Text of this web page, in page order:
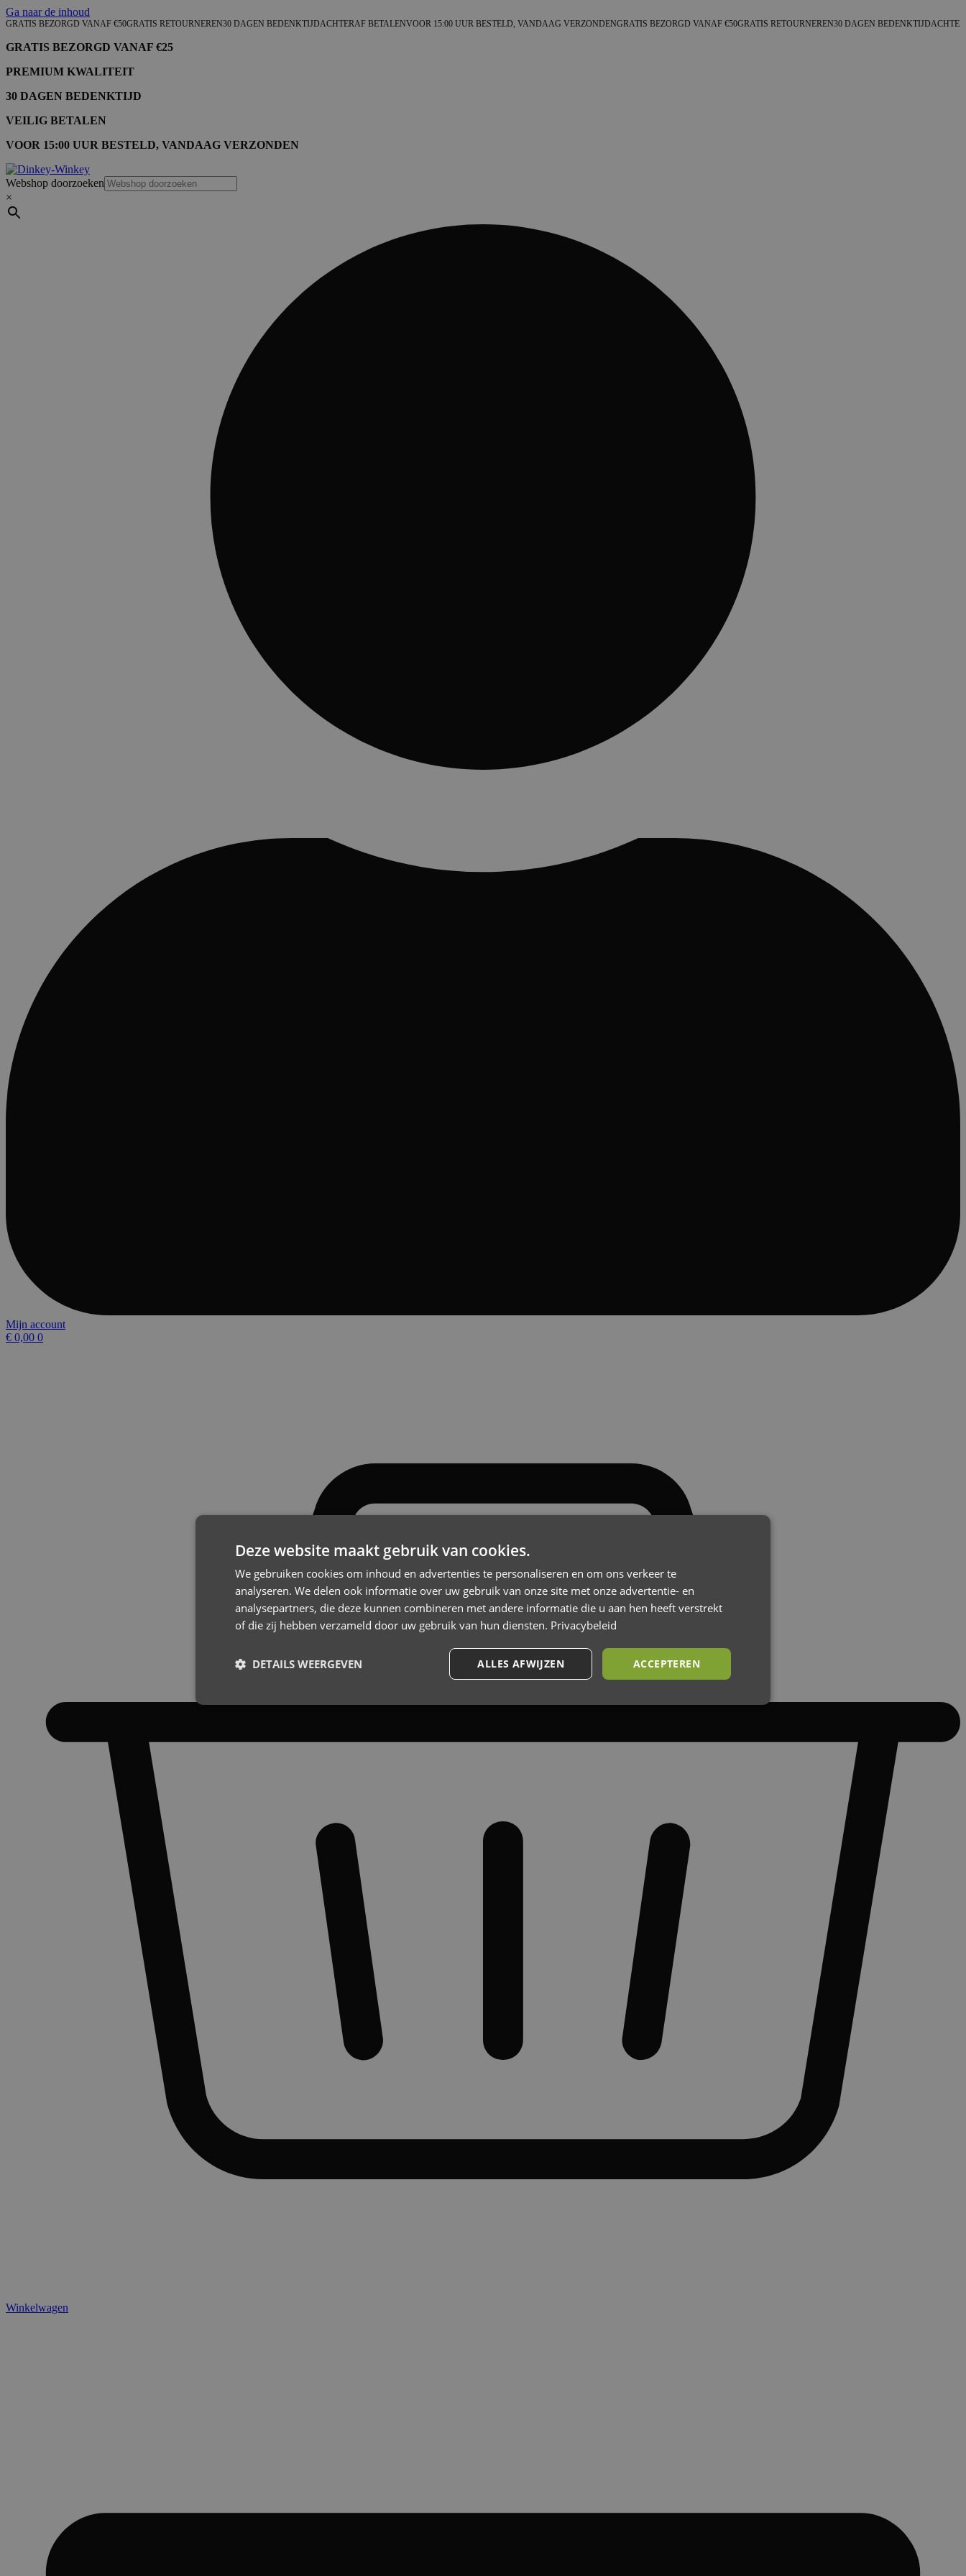
Ga naar de inhoud
GRATIS BEZORGD VANAF €50GRATIS RETOURNEREN30 DAGEN BEDENKTIJDACHTERAF BETALENVOOR 15:00 UUR BESTELD, VANDAAG VERZONDENGRATIS BEZORGD VANAF €50GRATIS RETOURNEREN30 DAGEN BEDENKTIJD
GRATIS BEZORGD VANAF €25
PREMIUM KWALITEIT
30 DAGEN BEDENKTIJD
VEILIG BETALEN
VOOR 15:00 UUR BESTELD, VANDAAG VERZONDEN
Webshop doorzoeken
×
Mijn account
€ 0,00 0
Winkelwagen
Deze website maakt gebruik van cookies.
We gebruiken cookies om inhoud en advertenties te personaliseren en om ons verkeer te
analyseren. We delen ook informatie over uw gebruik van onze site met onze advertentie- en
analysepartners, die deze kunnen combineren met andere informatie die u aan hen heeft verstrekt
of die zij hebben verzameld door uw gebruik van hun diensten. Privacybeleid
ACCEPTEREN
ALLES AFWIJZEN
DETAILS WEERGEVEN